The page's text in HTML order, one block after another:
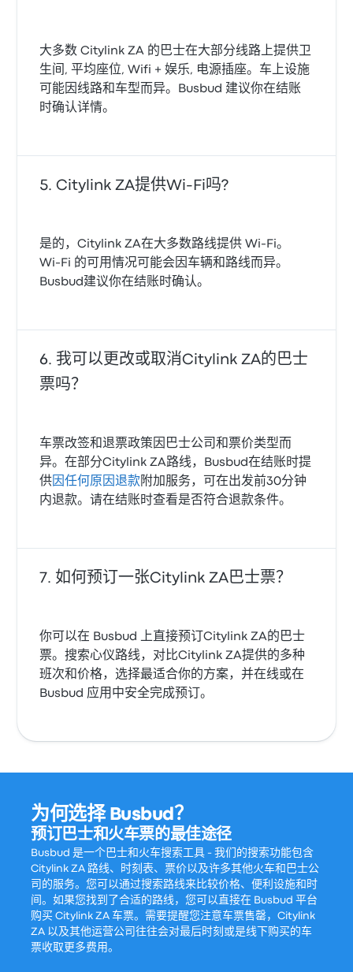
大多数 Citylink ZA 的巴士在大部分线路上提供卫
生间, 平均座位, Wifi + 娱乐, 电源插座。车上设施
可能因线路和车型而异。Busbud 建议你在结账
时确认详情。
Citylink ZA提供Wi-Fi吗?
是的，Citylink ZA在大多数路线提供 Wi‑Fi。
Wi‑Fi 的可用情况可能会因车辆和路线而异。
Busbud建议你在结账时确认。
我可以更改或取消Citylink ZA的巴士
票吗？
车票改签和退票政策因巴士公司和票价类型而
异。在部分Citylink ZA路线，Busbud在结账时提
供 因任何原因退款 附加服务，可在出发前30分钟
内退款。请在结账时查看是否符合退款条件。
如何预订一张Citylink ZA巴士票？
你可以在 Busbud 上直接预订Citylink ZA的巴士
票。搜索心仪路线，对比Citylink ZA提供的多种
班次和价格，选择最适合你的方案，并在线或在
Busbud 应用中安全完成预订。
为何选择 Busbud？
预订巴士和火车票的最佳途径
Busbud 是一个巴士和火车搜索工具 - 我们的搜索功能包含
Citylink ZA 路线、时刻表、票价以及许多其他火车和巴士公
司的服务。您可以通过搜索路线来比较价格、便利设施和时
间。如果您找到了合适的路线，您可以直接在 Busbud 平台
购买 Citylink ZA 车票。需要提醒您注意车票售罄，Citylink
ZA 以及其他运营公司往往会对最后时刻或是线下购买的车
票收取更多费用。